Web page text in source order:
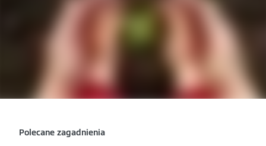
Polecane zagadnienia